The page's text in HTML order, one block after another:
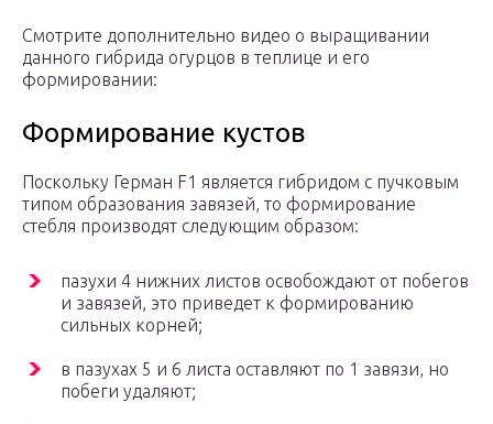
Смотрите дополнительно видео о выращивании
данного гибрида огурцов в теплице и его
формировании:
Формирование кустов
Поскольку Герман F1 является гибридом с пучковым
типом образования завязей, то формирование
стебля производят следующим образом:
пазухи 4 нижних листов освобождают от побегов
и завязей, это приведет к формированию
сильных корней;
в пазухах 5 и 6 листа оставляют по 1 завязи, но
побеги удаляют;